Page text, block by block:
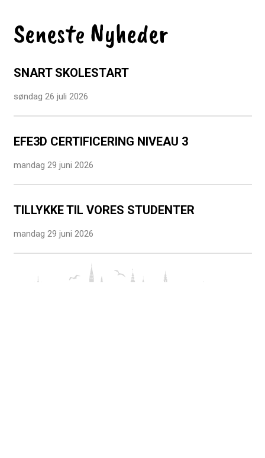
Seneste Nyheder
SNART SKOLESTART
søndag 26 juli 2026
EFE3D CERTIFICERING NIVEAU 3
mandag 29 juni 2026
TILLYKKE TIL VORES STUDENTER
mandag 29 juni 2026